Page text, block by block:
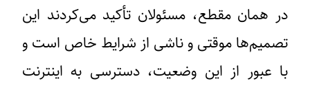
در همان مقطع، مسئولان تأکید می‌کردند این
تصمیم‌ها موقتی و ناشی از شرایط خاص است و
با عبور از این وضعیت، دسترسی به اینترنت